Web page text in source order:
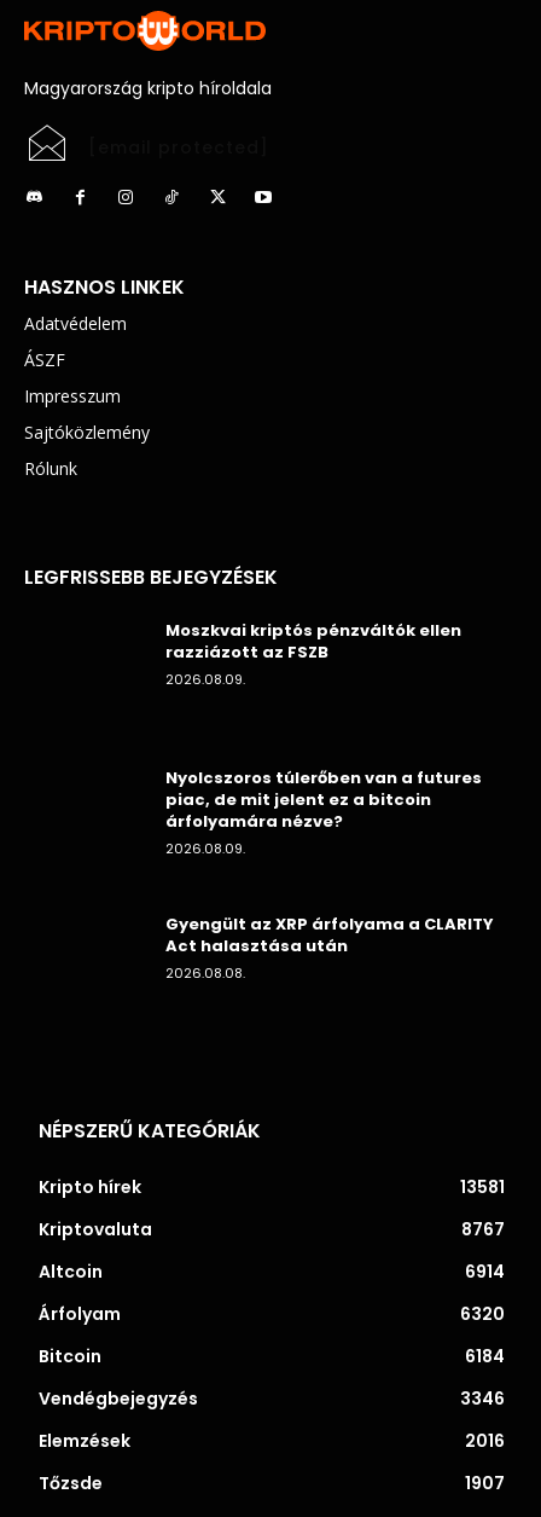
Magyarország kripto híroldala
HASZNOS LINKEK
Adatvédelem
ÁSZF
Impresszum
Sajtóközlemény
Rólunk
LEGFRISSEBB BEJEGYZÉSEK
Moszkvai kriptós pénzváltók ellen
razziázott az FSZB
2026.08.09.
Nyolcszoros túlerőben van a futures
piac, de mit jelent ez a bitcoin
árfolyamára nézve?
2026.08.09.
Gyengült az XRP árfolyama a CLARITY
Act halasztása után
2026.08.08.
NÉPSZERŰ KATEGÓRIÁK
Kripto hírek
13581
Kriptovaluta
8767
Altcoin
6914
Árfolyam
6320
Bitcoin
6184
Vendégbejegyzés
3346
Elemzések
2016
Tőzsde
1907